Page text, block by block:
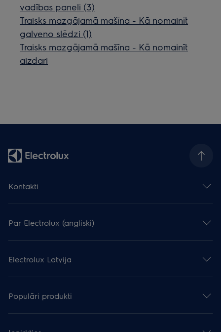
vadības paneli (3)
Traisks mazgājamā mašīna - Kā nomainīt
galveno slēdzi (1)
Traisks mazgājamā mašīna - Kā nomainīt
aizdari
Kontakti
Par Electrolux (angliski)
Electrolux Latvija
Populāri produkti